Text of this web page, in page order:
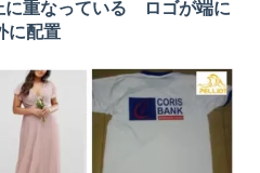
重なっている ロゴが端に
に配置